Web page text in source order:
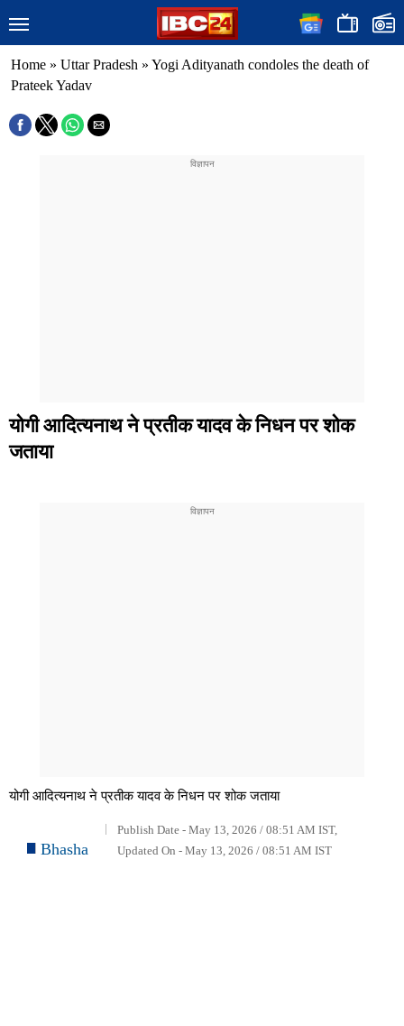
Home » Uttar Pradesh » Yogi Adityanath condoles the death of
Prateek Yadav
योगी आदित्यनाथ ने प्रतीक यादव के निधन पर शोक
जताया
योगी आदित्यनाथ ने प्रतीक यादव के निधन पर शोक जताया
Bhasha
Publish Date - May 13, 2026 / 08:51 AM IST,
Updated On - May 13, 2026 / 08:51 AM IST